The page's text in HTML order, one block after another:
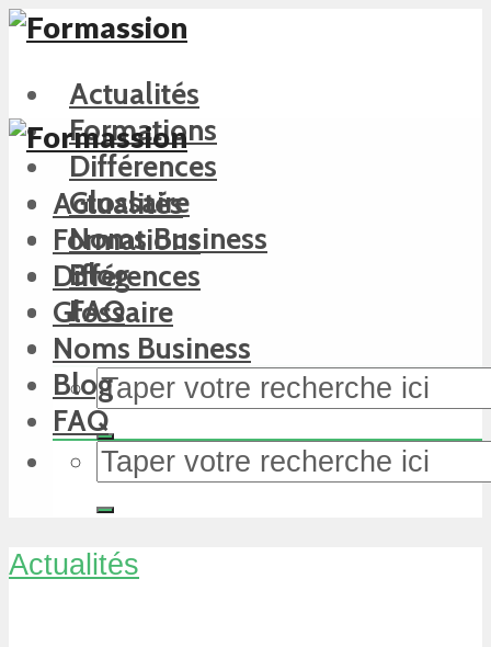
Actualités
Formations
Différences
Glossaire
Noms Business
Blog
FAQ
Actualités
Formations
Différences
Glossaire
Noms Business
Blog
FAQ
Actualités